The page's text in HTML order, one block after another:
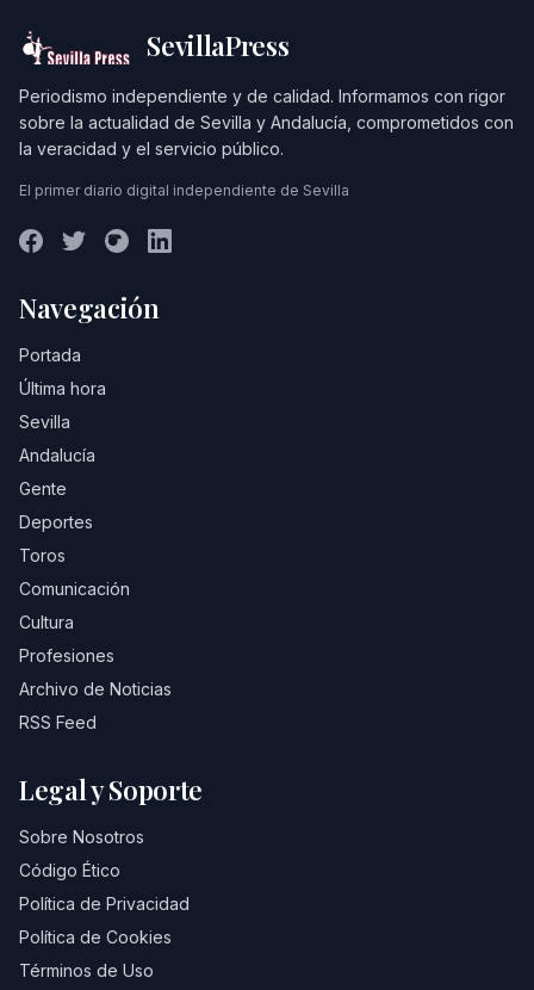
SevillaPress
Periodismo independiente y de calidad. Informamos con rigor
sobre la actualidad de Sevilla y Andalucía, comprometidos con
la veracidad y el servicio público.
El primer diario digital independiente de Sevilla
Navegación
Portada
Última hora
Sevilla
Andalucía
Gente
Deportes
Toros
Comunicación
Cultura
Profesiones
Archivo de Noticias
RSS Feed
Legal y Soporte
Sobre Nosotros
Código Ético
Política de Privacidad
Política de Cookies
Términos de Uso